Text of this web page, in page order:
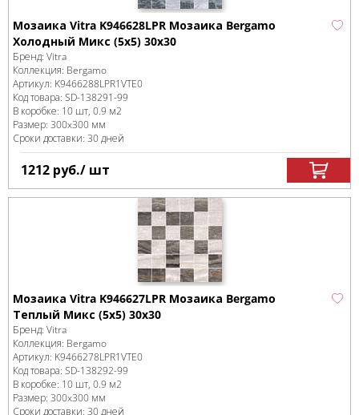
Мозаика Vitra K946628LPR Мозаика Bergamo
Холодный Микс (5х5) 30х30
Бренд: Vitra
Коллекция: Bergamo
Артикул: K9466288LPR1VTE0
Код товара: SD-138291-99
В коробке: 10 шт, 0.9 м2
Размер: 300x300 мм
Сроки доставки: 30 дней
1212 руб./ шт
Мозаика Vitra K946627LPR Мозаика Bergamo
Теплый Микс (5х5) 30х30
Бренд: Vitra
Коллекция: Bergamo
Артикул: K9466278LPR1VTE0
Код товара: SD-138292-99
В коробке: 10 шт, 0.9 м2
Размер: 300x300 мм
Сроки доставки: 30 дней